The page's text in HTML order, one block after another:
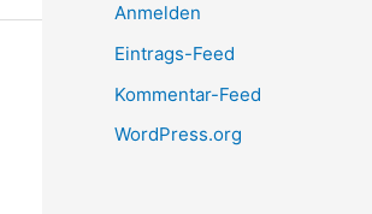
Anmelden
Eintrags-Feed
Kommentar-Feed
WordPress.org